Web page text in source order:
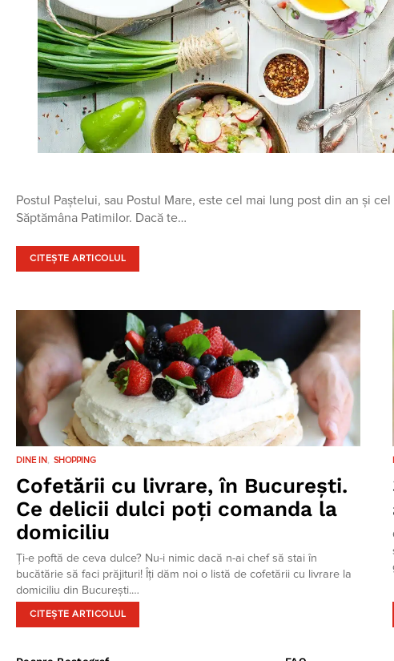
Postul Paștelui, sau Postul Mare, este cel mai lung post din an și
Săptămâna Patimilor. Dacă te…
CITEȘTE ARTICOLUL
DINE IN SHOPPING
Cofetării cu livrare, în București.
Ce delicii dulci poți comanda la
domiciliu
Ți-e poftă de ceva dulce? Nu-i nimic dacă n-ai chef să stai în
bucătărie să faci prăjituri! Îți dăm noi o listă de cofetării cu livrare la
domiciliu din București.…
CITEȘTE ARTICOLUL